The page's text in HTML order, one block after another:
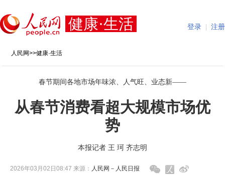
健康·生活 登录 注册
人民网>>健康·生活
春节期间各地市场年味浓、人气旺、业态新——
从春节消费看超大规模市场优
势
本报记者 王 珂 齐志明
2026年03月02日08:47 来源： 人民网－人民日报